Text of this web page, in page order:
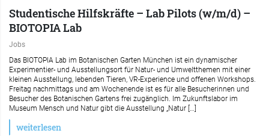
Studentische Hilfskräfte – Lab Pilots (w/m/d) –
BIOTOPIA Lab
Jobs
Das BIOTOPIA Lab im Botanischen Garten München ist ein dynamischer
Experimentier- und Ausstellungsort für Natur- und Umweltthemen mit einer
kleinen Ausstellung, lebenden Tieren, VR-Experience und offenen Workshops.
Freitag nachmittags und am Wochenende ist es für alle Besucherinnen und
Besucher des Botanischen Gartens frei zugänglich. Im Zukunftslabor im
Museum Mensch und Natur gibt die Ausstellung „Natur […]
weiterlesen